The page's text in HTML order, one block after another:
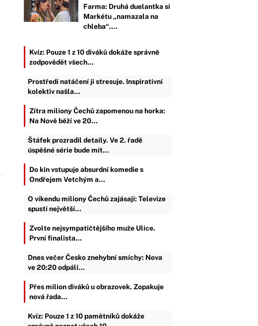
Farma: Druhá duelantka si
Markétu „namazala na
chleba“.…
Kvíz: Pouze 1 z 10 diváků dokáže správně
zodpovědět všech…
Prostředí natáčení ji stresuje. Inspirativní
kolektiv našla…
Zítra miliony Čechů zapomenou na horka:
Na Nově běží ve 20…
Štáfek prozradil detaily. Ve 2. řadě
úspěšné série bude mít…
Do kin vstupuje absurdní komedie s
Ondřejem Vetchým a…
O víkendu miliony Čechů zajásají: Televize
spustí největší…
Zvolte nejsympatičtějšího muže Ulice.
První finalista…
Dnes večer Česko znehybní smíchy: Nova
ve 20:20 odpálí…
Přes milion diváků u obrazovek. Zopakuje
nová řada…
Kvíz: Pouze 1 z 10 pamětníků dokáže